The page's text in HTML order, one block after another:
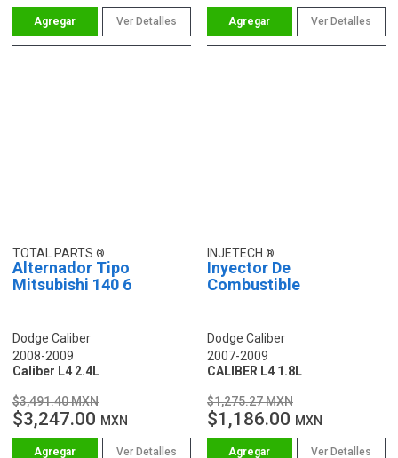
Ver Detalles Ver Detalles
TOTAL PARTS
Alternador Tipo
Mitsubishi 140 6
Dodge Caliber
2008-2009
Caliber L4 2.4L
$3,491.40 MXN
$3,247.00 MXN
Ver Detalles
INJETECH
Inyector De
Combustible
Dodge Caliber
2007-2009
CALIBER L4 1.8L
$1,275.27 MXN
$1,186.00 MXN
Ver Detalles